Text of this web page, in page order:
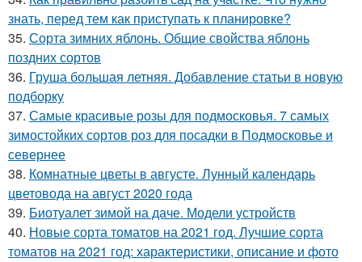
знать, перед тем как приступать к планировке?
35. Сорта зимних яблонь. Общие свойства яблонь
поздних сортов
36. Груша большая летняя. Добавление статьи в новую
подборку
37. Самые красивые розы для подмосковья. 7 самых
зимостойких сортов роз для посадки в Подмосковье и
севернее
38. Комнатные цветы в августе. Лунный календарь
цветовода на август 2020 года
39. Биотуалет зимой на даче. Модели устройств
40. Новые сорта томатов на 2021 год. Лучшие сорта
томатов на 2021 год: характеристики, описание и фото